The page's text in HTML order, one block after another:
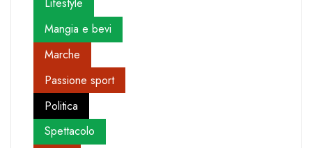
Lifestyle
Mangia e bevi
Marche
Passione sport
Politica
Spettacolo